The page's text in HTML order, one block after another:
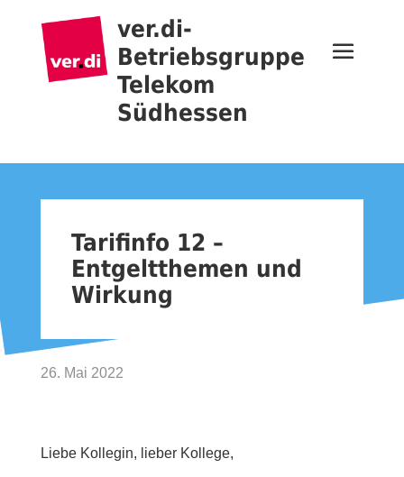
ver.di-
Betriebsgruppe
Telekom
Südhessen
Tarifinfo 12 –
Entgeltthemen und
Wirkung
26. Mai 2022
Liebe Kollegin, lieber Kollege,